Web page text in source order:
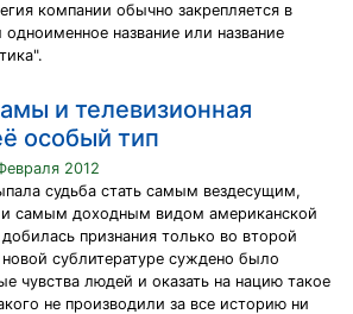
компании обычно закрепляется в
название или название
и телевизионная
особый тип
2012
судьба стать самым вездесущим,
самым доходным видом американской
признания только во второй
сублитературе суждено было
чувства людей и оказать на нацию такое
не производили за все историю ни